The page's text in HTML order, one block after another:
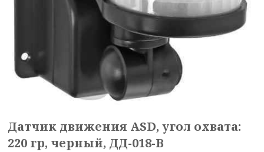
Датчик движения ASD, угол охвата:
220 гр, черный, ДД-018-B